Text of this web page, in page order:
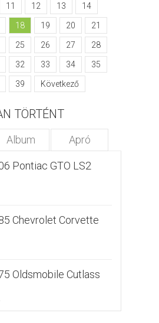
11 12 13 14
18 19 20 21
25 26 27 28
32 33 34 35
39 Következő
TÖRTÉNT
Album Apró
Pontiac GTO LS2
Chevrolet Corvette
Oldsmobile Cutlass